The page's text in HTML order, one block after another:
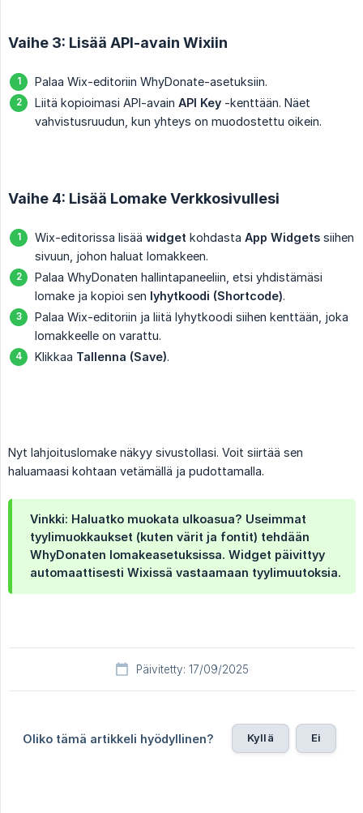
Vaihe 3: Lisää API-avain Wixiin
Palaa Wix-editoriin WhyDonate-asetuksiin.
Liitä kopioimasi API-avain API Key -kenttään. Näet
vahvistusruudun, kun yhteys on muodostettu oikein.
Vaihe 4: Lisää Lomake Verkkosivullesi
Wix-editorissa lisää widget kohdasta App Widgets siihen
sivuun, johon haluat lomakkeen.
Palaa WhyDonaten hallintapaneeliin, etsi yhdistämäsi
lomake ja kopioi sen lyhytkoodi (Shortcode).
Palaa Wix-editoriin ja liitä lyhytkoodi siihen kenttään, joka
lomakkeelle on varattu.
Klikkaa Tallenna (Save).
Nyt lahjoituslomake näkyy sivustollasi. Voit siirtää sen
haluamaasi kohtaan vetämällä ja pudottamalla.
Vinkki: Haluatko muokata ulkoasua? Useimmat
tyylimuokkaukset (kuten värit ja fontit) tehdään
WhyDonaten lomakeasetuksissa. Widget päivittyy
automaattisesti Wixissä vastaamaan tyylimuutoksia.
Päivitetty: 17/09/2025
Oliko tämä artikkeli hyödyllinen? Kyllä Ei